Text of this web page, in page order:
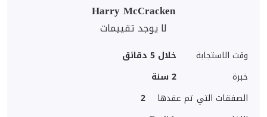
Harry McCracken
لا يوجد تقييمات
وقت الاستجابة
خلال 5 دقائق
خبرة
2 سنة
الصفقات التي تم عقدها
2